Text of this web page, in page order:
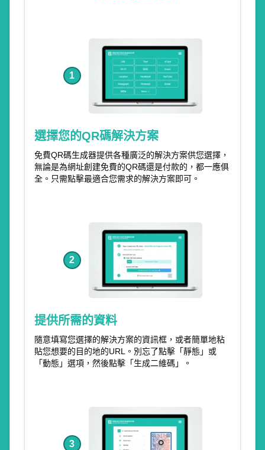
1
選擇您的QR碼解決方案
免費QR碼生成器提供各種廣泛的解決方案供您選擇，
無論是為網址創建免費的QR碼還是付款的，都一應俱
全。只需點擊最適合您需求的解決方案即可。
2
提供所需的資料
隨意填寫您選擇的解決方案的資訊框，或者簡單地粘
貼您想要的目的地的URL。別忘了點擊「靜態」或
「動態」選項，然後點擊「生成二維碼」。
3